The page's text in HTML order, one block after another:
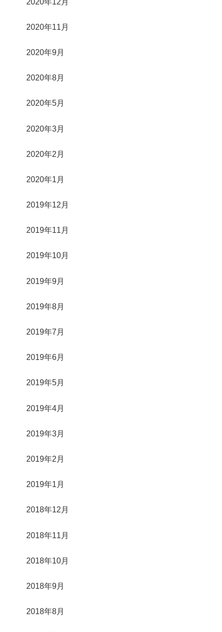
2020年11月
2020年9月
2020年8月
2020年5月
2020年3月
2020年2月
2020年1月
2019年12月
2019年11月
2019年10月
2019年9月
2019年8月
2019年7月
2019年6月
2019年5月
2019年4月
2019年3月
2019年2月
2019年1月
2018年12月
2018年11月
2018年10月
2018年9月
2018年8月